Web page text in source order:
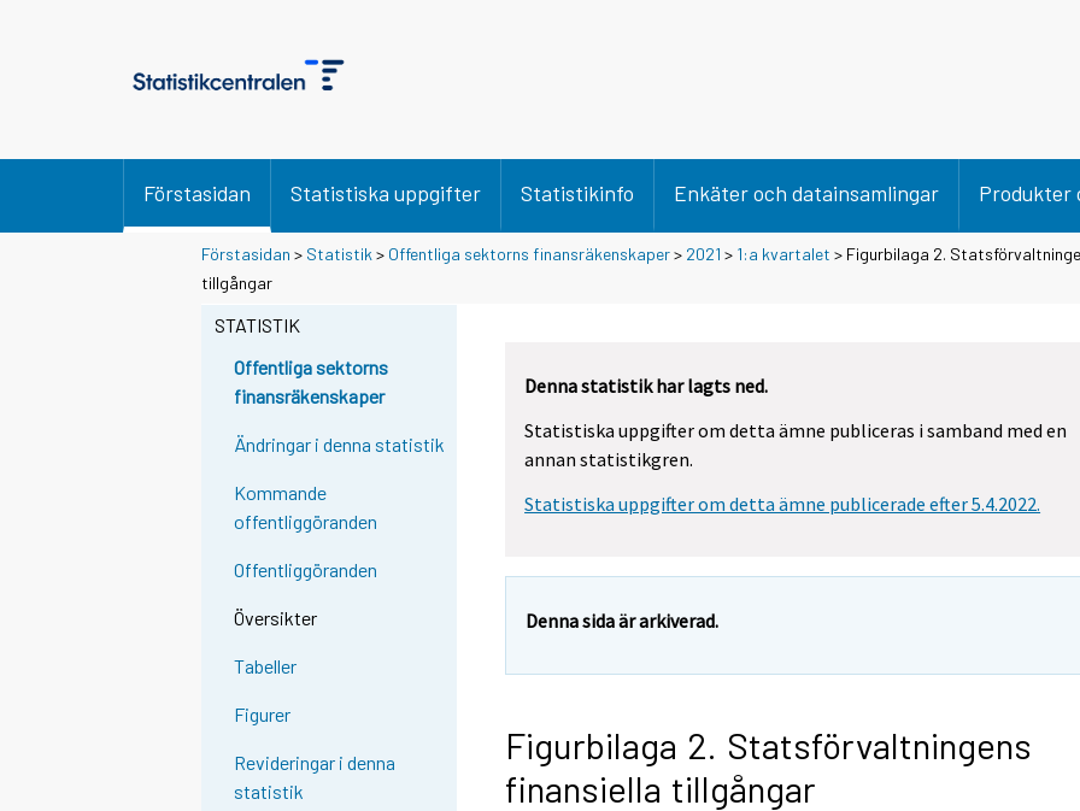
Förstasidan Statistiska uppgifter Statistikinfo Enkäter och datainsamlingar Produkter
Förstasidan > Statistik > Offentliga sektorns finansräkenskaper> 2021 > 1:a kvartalet > Figurbilaga 2.
tillgångar
STATISTIK
Offentliga sektorns
finansräkenskaper
Ändringar i denna statistik
Kommande
offentliggöranden
Offentliggöranden
Översikter
Tabeller
Figurer
Revideringar i denna
statistik
Denna statistik har lagts ned.
Statistiska uppgifter om detta ämne publiceras i samband med en
annan statistikgren.
Statistiska uppgifter om detta ämne publicerade efter 5.4.2022.
Denna sida är arkiverad.
Figurbilaga 2. Statsförvaltningens
finansiella tillgångar